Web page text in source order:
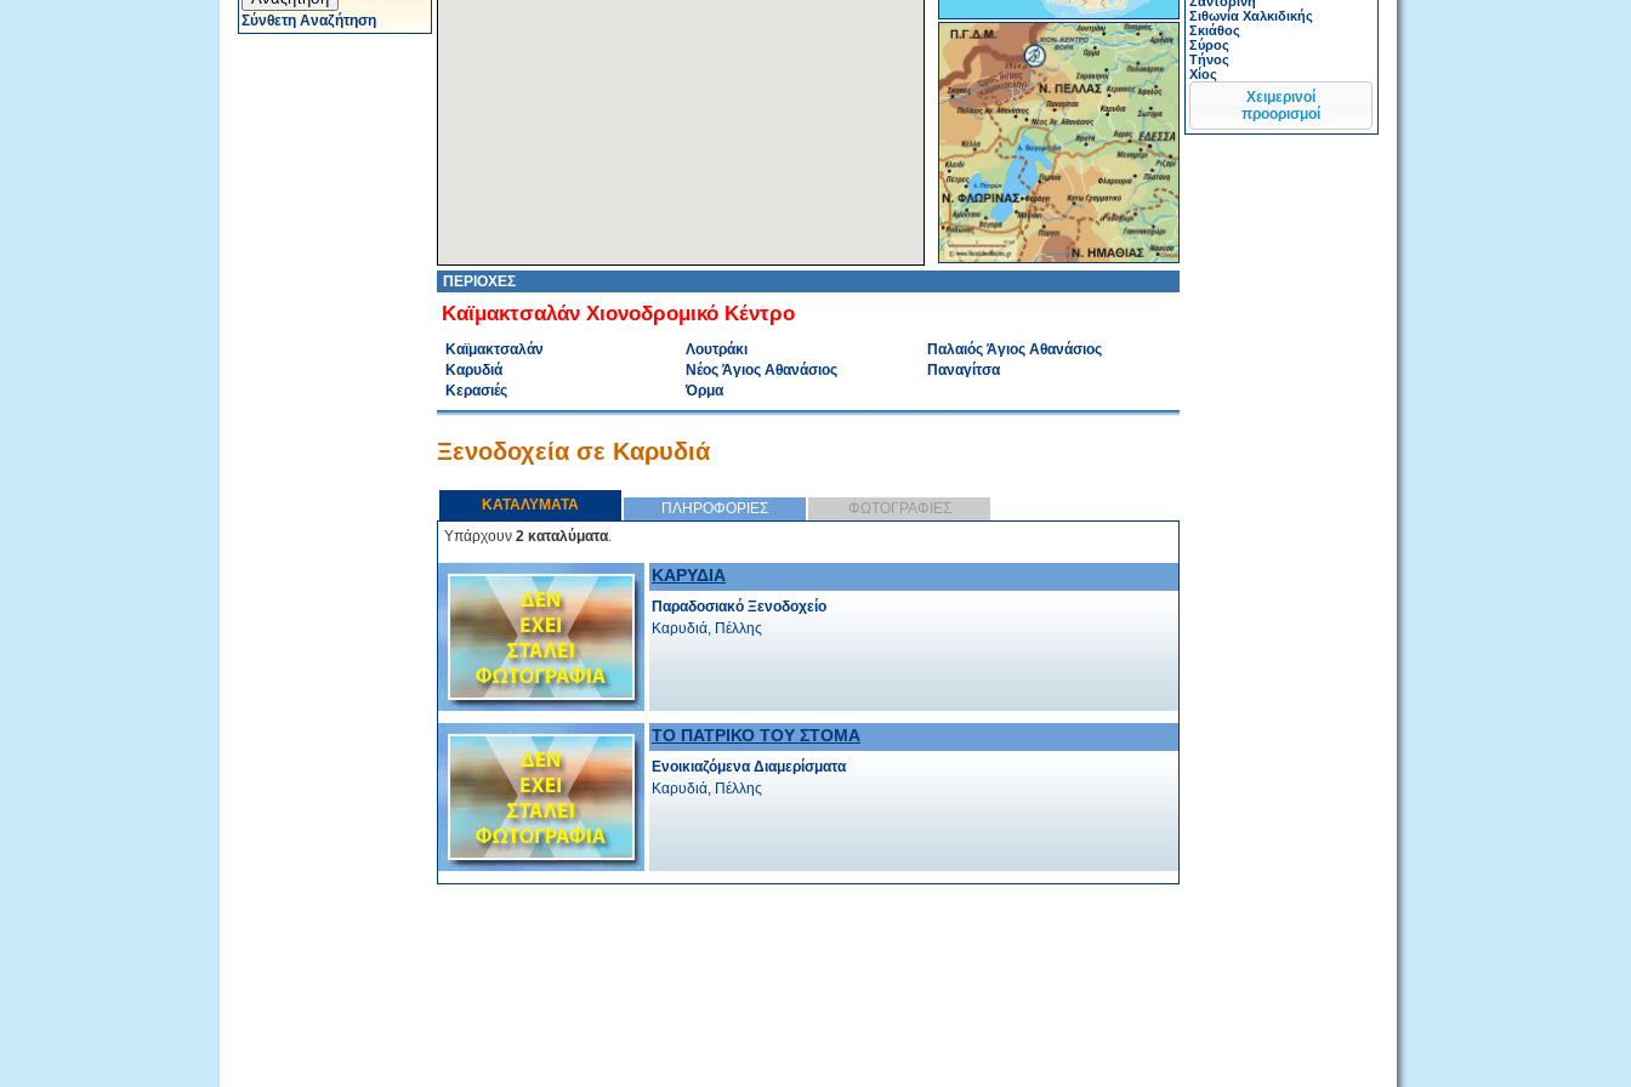
Σύνθετη Αναζήτηση
ΠΕΡΙΟΧΕΣ
Καϊμακτσαλάν Χιονοδρομικό Κέντρο
Καϊμακτσαλάν
Καρυδιά
Κερασιές
Λουτράκι
Νέος Άγιος Αθανάσιος
Όρμα
Παλαιός Άγιος Αθανάσιος
Παναγίτσα
Ξενοδοχεία σε Καρυδιά
ΚΑΤΑΛΥΜΑΤΑ ΠΛΗΡΟΦΟΡΙΕΣ
ΦΩΤΟΓΡΑΦΙΕΣ
Υπάρχουν 2 καταλύματα.
ΚΑΡΥΔΙΑ
Παραδοσιακό Ξενοδοχείο
Καρυδιά, Πέλλης
ΤΟ ΠΑΤΡΙΚΟ ΤΟΥ ΣΤΟΜΑ
Ενοικιαζόμενα Διαμερίσματα
Καρυδιά, Πέλλης
Σιθωνία Χαλκιδικής
Σκιάθος
Σύρος
Τήνος
Χίος
Χειμερινοί
προορισμοί